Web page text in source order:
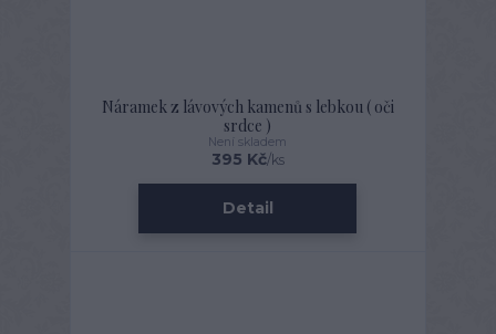
Náramek z lávových kamenů s lebkou ( oči
srdce )
395 Kč/ks
Není skladem
Detail